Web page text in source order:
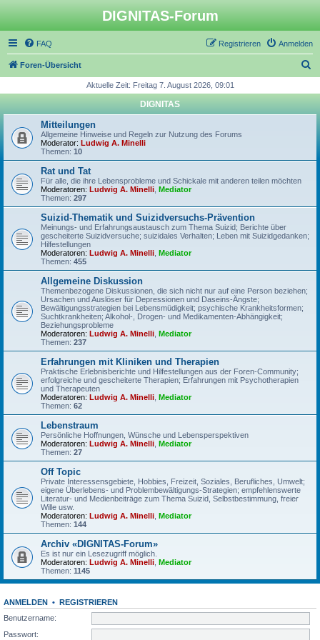
DIGNITAS-Forum
FAQ Anmelden
Registrieren
Foren-Übersicht
h
Aktuelle Zeit: Freitag 7. August 2026, 09:01
DIGNITAS
Mitteilungen
Allgemeine Hinweise und Regeln zur Nutzung des Forums
Moderator: Ludwig A. Minelli
Themen: 10
Rat und Tat
Für alle, die ihre Lebensprobleme und Schickale mit anderen teilen möchten
Moderatoren: Ludwig A. Minelli Mediator
Themen: 297
Suizid-Thematik und Suizidversuchs-Prävention
Meinungs- und Erfahrungsaustausch zum Thema Suizid; Berichte über
gescheiterte Suizidversuche; suizidales Verhalten; Leben mit Suizidgedanken;
Hilfestellungen
Moderatoren: Ludwig A. Minelli Mediator
Themen: 455
Allgemeine Diskussion
Themenbezogene Diskussionen, die sich nicht nur auf eine Person beziehen;
Ursachen und Auslöser für Depressionen und Daseins-Ängste;
Bewältigungsstrategien bei Lebensmüdigkeit; psychische Krankheitsformen;
Suchtkrankheiten; Alkohol-, Drogen- und Medikamenten-Abhängigkeit;
Beziehungsprobleme
Moderatoren: Ludwig A. Minelli Mediator
Themen: 237
Erfahrungen mit Kliniken und Therapien
Praktische Erlebnisberichte und Hilfestellungen aus der Foren-Community;
erfolgreiche und gescheiterte Therapien; Erfahrungen mit Psychotherapien
und Therapeuten
Moderatoren: Ludwig A. Minelli Mediator
Themen: 62
Lebenstraum
Persönliche Hoffnungen, Wünsche und Lebensperspektiven
Moderatoren: Ludwig A. Minelli Mediator
Themen: 27
Off Topic
Private Interessensgebiete, Hobbies, Freizeit, Soziales, Berufliches, Umwelt;
eigene Überlebens- und Problembewältigungs-Strategien; empfehlenswerte
Literatur- und Medienbeiträge zum Thema Suizid, Selbstbestimmung, freier
Wille usw.
Moderatoren: Ludwig A. Minelli Mediator
Themen: 144
Archiv «DIGNITAS-Forum»
Es ist nur ein Lesezugriff möglich.
Moderatoren: Ludwig A. Minelli Mediator
Themen: 1145
ANMELDEN • REGISTRIEREN
Benutzername:
Passwort: